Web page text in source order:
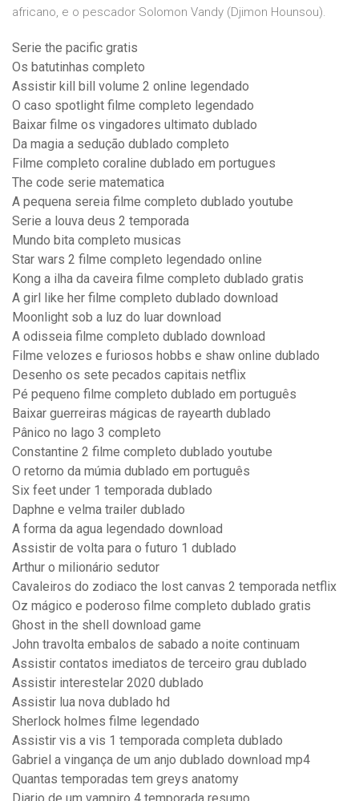
africano, e o pescador Solomon Vandy (Djimon Hounsou).
Serie the pacific gratis
Os batutinhas completo
Assistir kill bill volume 2 online legendado
O caso spotlight filme completo legendado
Baixar filme os vingadores ultimato dublado
Da magia a sedução dublado completo
Filme completo coraline dublado em portugues
The code serie matematica
A pequena sereia filme completo dublado youtube
Serie a louva deus 2 temporada
Mundo bita completo musicas
Star wars 2 filme completo legendado online
Kong a ilha da caveira filme completo dublado gratis
A girl like her filme completo dublado download
Moonlight sob a luz do luar download
A odisseia filme completo dublado download
Filme velozes e furiosos hobbs e shaw online dublado
Desenho os sete pecados capitais netflix
Pé pequeno filme completo dublado em português
Baixar guerreiras mágicas de rayearth dublado
Pânico no lago 3 completo
Constantine 2 filme completo dublado youtube
O retorno da múmia dublado em português
Six feet under 1 temporada dublado
Daphne e velma trailer dublado
A forma da agua legendado download
Assistir de volta para o futuro 1 dublado
Arthur o milionário sedutor
Cavaleiros do zodiaco the lost canvas 2 temporada netflix
Oz mágico e poderoso filme completo dublado gratis
Ghost in the shell download game
John travolta embalos de sabado a noite continuam
Assistir contatos imediatos de terceiro grau dublado
Assistir interestelar 2020 dublado
Assistir lua nova dublado hd
Sherlock holmes filme legendado
Assistir vis a vis 1 temporada completa dublado
Gabriel a vingança de um anjo dublado download mp4
Quantas temporadas tem greys anatomy